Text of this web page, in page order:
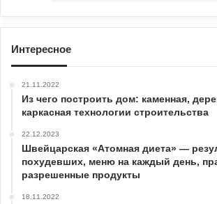
Интересное
21.11.2022
Из чего построить дом: каменная,
каркасная технологии строительства
22.12.2023
Швейцарская «Атомная диета» —
похудевших, меню на каждый день,
разрешенные продукты
18.11.2022